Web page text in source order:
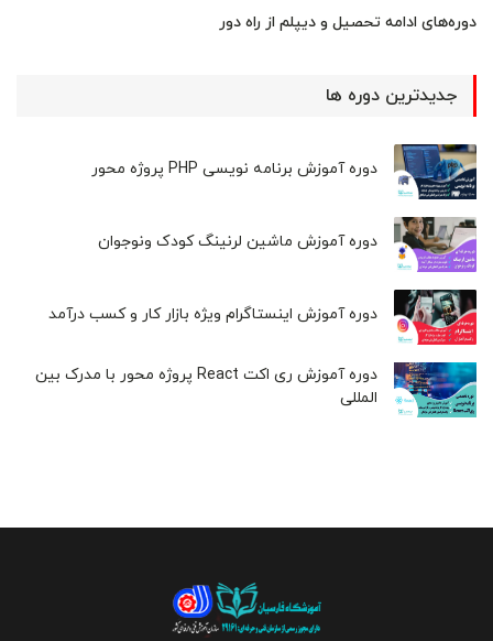
دوره‌های ادامه تحصیل و دیپلم از راه دور
جدیدترین دوره ها
دوره آموزش برنامه نویسی PHP پروژه محور
دوره آموزش ماشین لرنینگ کودک ونوجوان
دوره آموزش اینستاگرام ویژه بازار کار و کسب درآمد
دوره آموزش ری اکت React پروژه محور با مدرک بین
المللی